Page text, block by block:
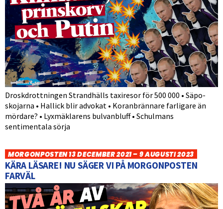
Droskdrottningen Strandhälls taxiresor för 500 000 • Säpo-
skojarna • Hallick blir advokat • Koranbrännare farligare än
mördare? • Lyxmäklarens bulvanbluff • Schulmans
sentimentala sörja
MORGONPOSTEN 13 DECEMBER 2021 – 9 AUGUSTI 2023
KÄRA LÄSARE! NU SÄGER VI PÅ MORGONPOSTEN
FARVÄL